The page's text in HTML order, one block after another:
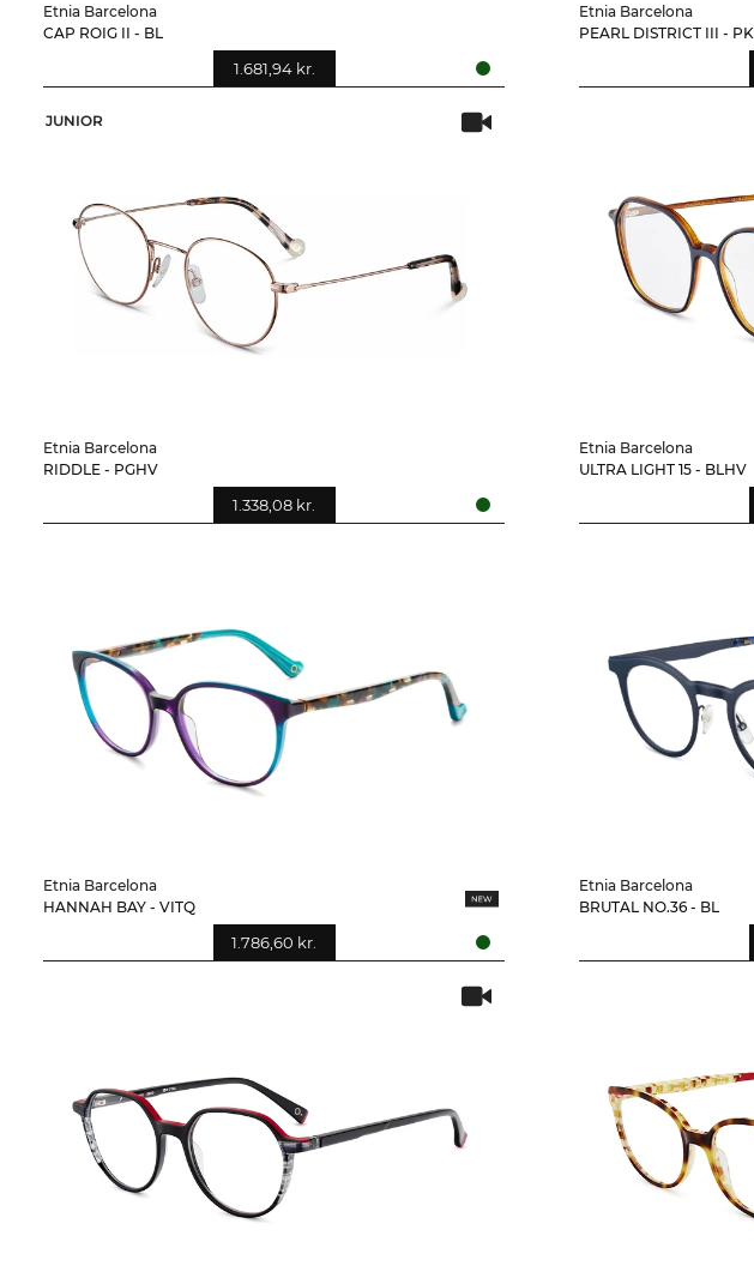
Etnia Barcelona
CAP ROIG II - BL
1.681,94 kr.
Etnia Barcelona
PEARL DISTRICT III - PK
JUNIOR
Etnia Barcelona
RIDDLE - PGHV
1.338,08 kr.
Etnia Barcelona
ULTRA LIGHT 15 - BLHV
Etnia Barcelona
HANNAH BAY - VITQ
1.786,60 kr.
Etnia Barcelona
BRUTAL NO.36 - BL